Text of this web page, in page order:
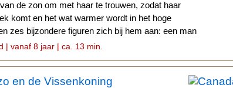
de zon om met haar te trouwen, zodat haar
komt en het wat warmer wordt in het hoge
zes bijzondere figuren zich bij hem aan: een man
| vanaf 8 jaar | ca. 13 min.
en de Vissenkoning